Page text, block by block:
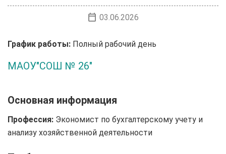
03.06.2026
График работы: Полный рабочий день
МАОУ"СОШ № 26"
Основная информация
Профессия: Экономист по бухгалтерскому учету и
анализу хозяйственной деятельности